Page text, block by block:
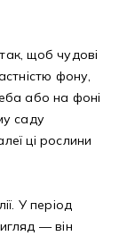
щоб чудові
фону,
або на фоні
саду
ці рослини
У період
— він